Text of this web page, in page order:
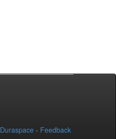
Duraspace - Feedback